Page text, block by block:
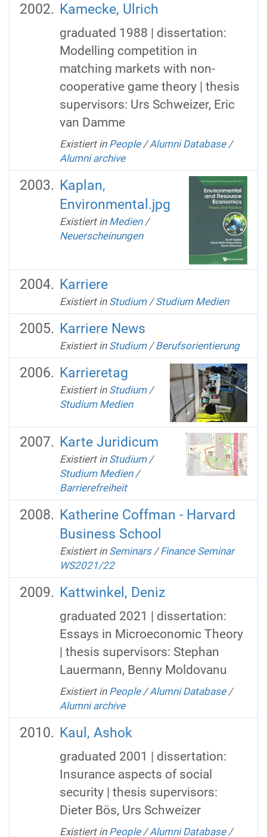
Kamecke, Ulrich
graduated 1988 | dissertation:
Modelling competition in
matching markets with non-
cooperative game theory | thesis
supervisors: Urs Schweizer, Eric
van Damme
Existiert in People /Alumni Database /
Alumni archive
Kaplan,
Environmental.jpg
Existiert in Medien /
Neuerscheinungen
Karriere
Existiert in Studium /Studium Medien
Karriere News
Existiert in Studium /Berufsorientierung
Karrieretag
Existiert in Studium /
Studium Medien
Karte Juridicum
Existiert in Studium /
Studium Medien /
Barrierefreiheit
Katherine Coffman - Harvard
Business School
Existiert in Seminars /Finance Seminar
WS2021/22
Kattwinkel, Deniz
graduated 2021 | dissertation:
Essays in Microeconomic Theory
| thesis supervisors: Stephan
Lauermann, Benny Moldovanu
Existiert in People /Alumni Database /
Alumni archive
Kaul, Ashok
graduated 2001 | dissertation:
Insurance aspects of social
security | thesis supervisors:
Dieter Bös, Urs Schweizer
Existiert in People /Alumni Database /